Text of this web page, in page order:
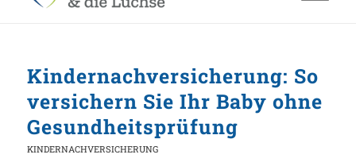
Kindernachversicherung: So
versichern Sie Ihr Baby ohne
Gesundheitsprüfung
KINDERNACHVERSICHERUNG